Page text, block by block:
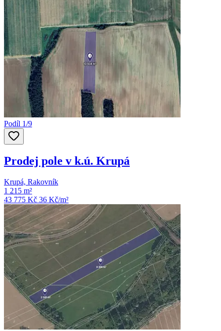
Podíl 1/9
Prodej pole v k.ú. Krupá
Krupá, Rakovník
1 215 m²
43 775 Kč 36 Kč/m²